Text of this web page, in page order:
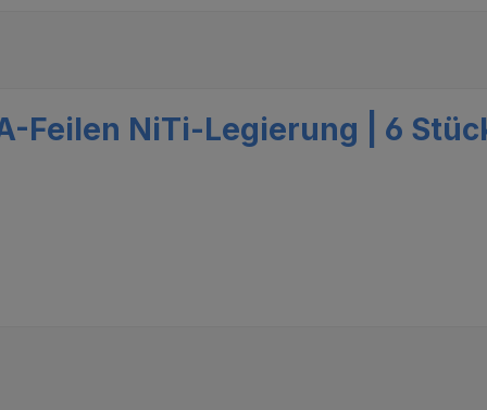
Feilen NiTi-Legierung | 6